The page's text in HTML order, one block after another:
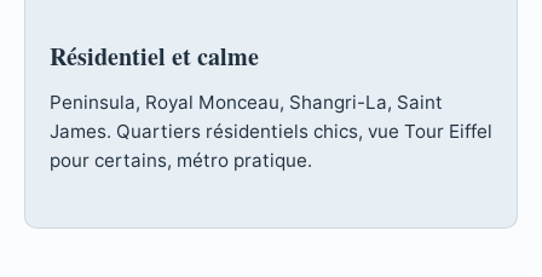
Résidentiel et calme
Peninsula, Royal Monceau, Shangri-La, Saint
James. Quartiers résidentiels chics, vue Tour Eiffel
pour certains, métro pratique.